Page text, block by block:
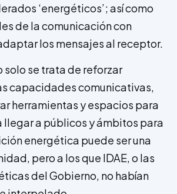
‘energéticos’; así como
de la comunicación con
los mensajes al receptor.
solo se trata de reforzar
capacidades comunicativas,
herramientas y espacios para
llegar a públicos y ámbitos para
energética puede ser una
pero a los que IDAE, o las
del Gobierno, no habían